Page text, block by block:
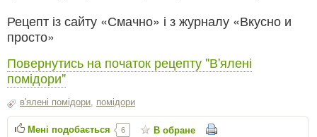
Рецепт із сайту «Смачно» і з журналу «Вкусно и
просто»
Повернутись на початок рецепту "В'ялені
помідори"
в'ялені помідори, помідори
Мені подобається 6 В обране